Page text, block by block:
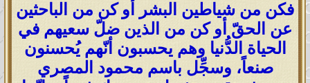
فكن من شياطين البشر أو كن من الباحثين
عن الحقّ أو كن من الذين ضلّ سعيهم في
الحياة الدُّنيا وهم يحسبون أنّهم يُحسنون
صنعاً، وسجِّل باسم محمود المصري